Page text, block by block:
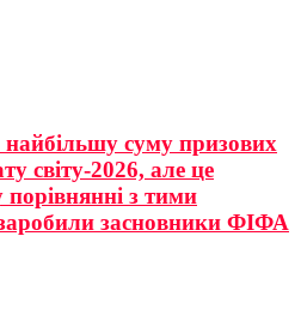
найбільшу суму призових
світу-2026, але це
порівнянні з тими
засновники ФІФА